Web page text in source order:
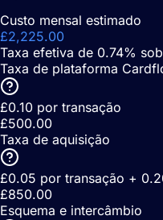
Custo mensal estimado
£2,225.00
Taxa efetiva de 0.74%
Taxa de plataforma
£0.10 por transação
£500.00
Taxa de aquisição
£0.05 por transação +
£850.00
Esquema e intercâmbio